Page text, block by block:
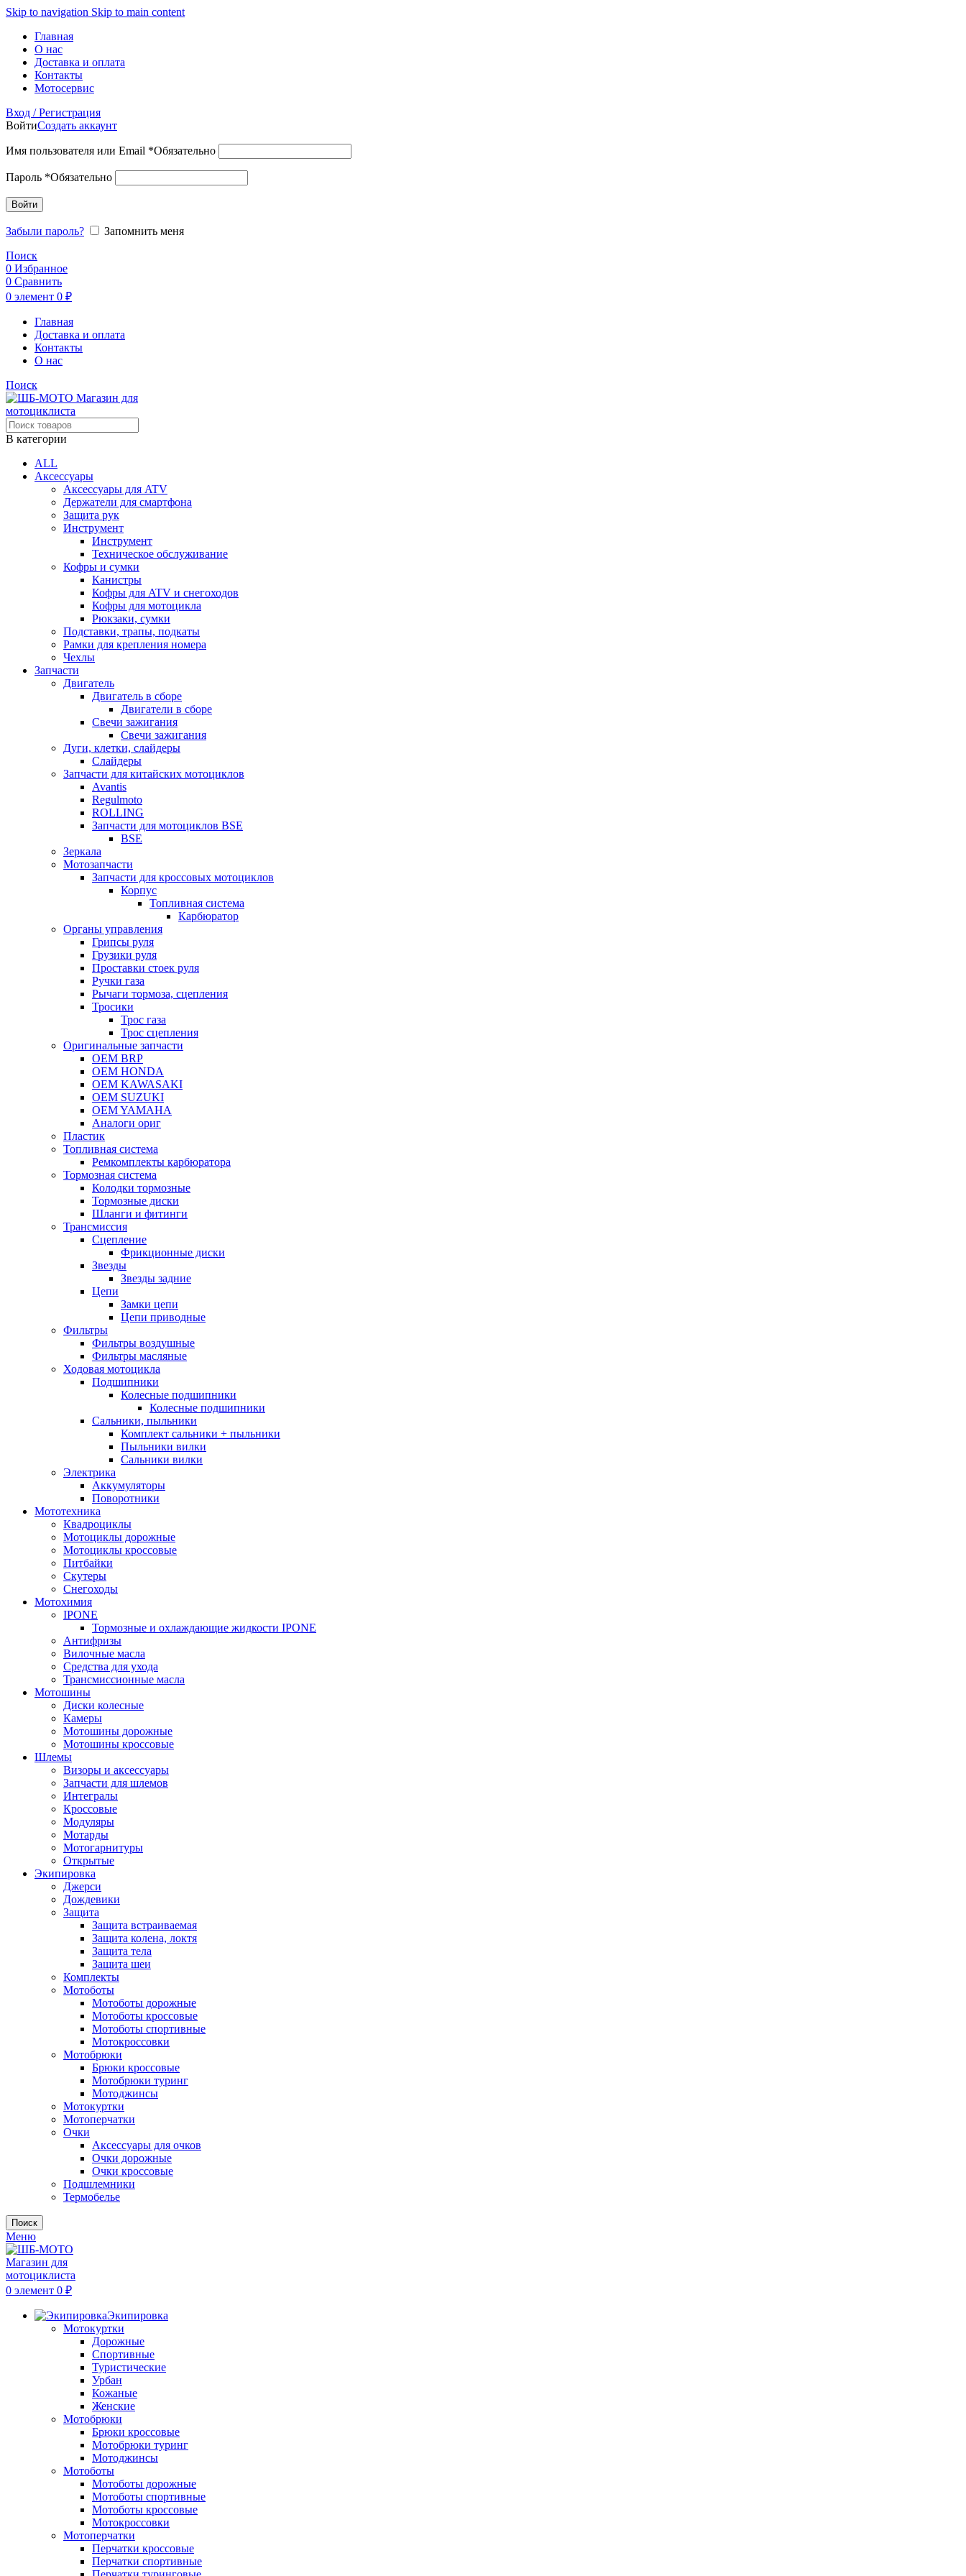
Skip to navigation Skip to main content
Главная
О нас
Доставка и оплата
Контакты
Мотосервис
Вход / Регистрация
ВойтиСоздать аккаунт
Имя пользователя или Email *Обязательно
Пароль *Обязательно
Войти
Забыли пароль?
Запомнить меня
Поиск
0 Избранное
0 Сравнить
0 элемент 0 ₽
Главная
Доставка и оплата
Контакты
О нас
Поиск
В категории
ALL
Аксессуары
Аксессуары для ATV
Держатели для смартфона
Защита рук
Инструмент
Инструмент
Техническое обслуживание
Кофры и сумки
Канистры
Кофры для ATV и снегоходов
Кофры для мотоцикла
Рюкзаки, сумки
Подставки, трапы, подкаты
Рамки для крепления номера
Чехлы
Запчасти
Двигатель
Двигатель в сборе
Двигатели в сборе
Свечи зажигания
Свечи зажигания
Дуги, клетки, слайдеры
Слайдеры
Запчасти для китайских мотоциклов
Avantis
Regulmoto
ROLLING
Запчасти для мотоциклов BSE
BSE
Зеркала
Мотозапчасти
Запчасти для кроссовых мотоциклов
Корпус
Топливная система
Карбюратор
Органы управления
Грипсы руля
Грузики руля
Проставки стоек руля
Ручки газа
Рычаги тормоза, сцепления
Тросики
Трос газа
Трос сцепления
Оригинальные запчасти
OEM BRP
OEM HONDA
OEM KAWASAKI
OEM SUZUKI
OEM YAMAHA
Аналоги ориг
Пластик
Топливная система
Ремкомплекты карбюратора
Тормозная система
Колодки тормозные
Тормозные диски
Шланги и фитинги
Трансмиссия
Cцепление
Фрикционные диски
Звезды
Звезды задние
Цепи
Замки цепи
Цепи приводные
Фильтры
Фильтры воздушные
Фильтры масляные
Ходовая мотоцикла
Подшипники
Колесные подшипники
Колесные подшипники
Сальники, пыльники
Комплект сальники + пыльники
Пыльники вилки
Сальники вилки
Электрика
Аккумуляторы
Поворотники
Мототехника
Квадроциклы
Мотоциклы дорожные
Мотоциклы кроссовые
Питбайки
Скутеры
Снегоходы
Мотохимия
IPONE
Тормозные и охлаждающие жидкости IPONE
Антифризы
Вилочные масла
Средства для ухода
Трансмиссионные масла
Мотошины
Диски колесные
Камеры
Мотошины дорожные
Мотошины кроссовые
Шлемы
Визоры и аксессуары
Запчасти для шлемов
Интегралы
Кроссовые
Модуляры
Мотарды
Мотогарнитуры
Открытые
Экипировка
Джерси
Дождевики
Защита
Защита встраиваемая
Защита колена, локтя
Защита тела
Защита шеи
Комплекты
Мотоботы
Мотоботы дорожные
Мотоботы кроссовые
Мотоботы спортивные
Мотокроссовки
Мотобрюки
Брюки кроссовые
Мотобрюки туринг
Мотоджинсы
Мотокуртки
Мотоперчатки
Очки
Аксессуары для очков
Очки дорожные
Очки кроссовые
Подшлемники
Термобелье
Поиск
Меню
0 элемент 0 ₽
Экипировка
Мотокуртки
Дорожные
Спортивные
Туристические
Урбан
Кожаные
Женские
Мотобрюки
Брюки кроссовые
Мотобрюки туринг
Мотоджинсы
Мотоботы
Мотоботы дорожные
Мотоботы спортивные
Мотоботы кроссовые
Мотокроссовки
Мотоперчатки
Перчатки кроссовые
Перчатки спортивные